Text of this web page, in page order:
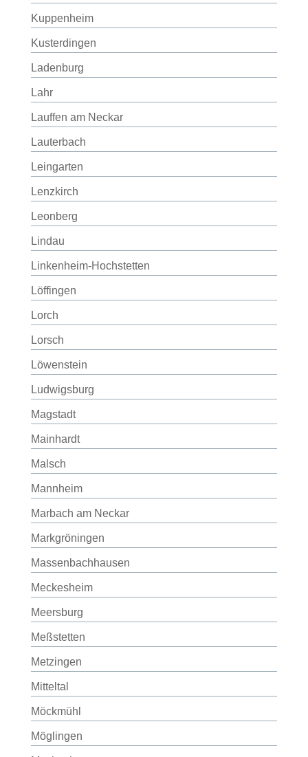
Kuppenheim
Kusterdingen
Ladenburg
Lahr
Lauffen am Neckar
Lauterbach
Leingarten
Lenzkirch
Leonberg
Lindau
Linkenheim-Hochstetten
Löffingen
Lorch
Lorsch
Löwenstein
Ludwigsburg
Magstadt
Mainhardt
Malsch
Mannheim
Marbach am Neckar
Markgröningen
Massenbachhausen
Meckesheim
Meersburg
Meßstetten
Metzingen
Mitteltal
Möckmühl
Möglingen